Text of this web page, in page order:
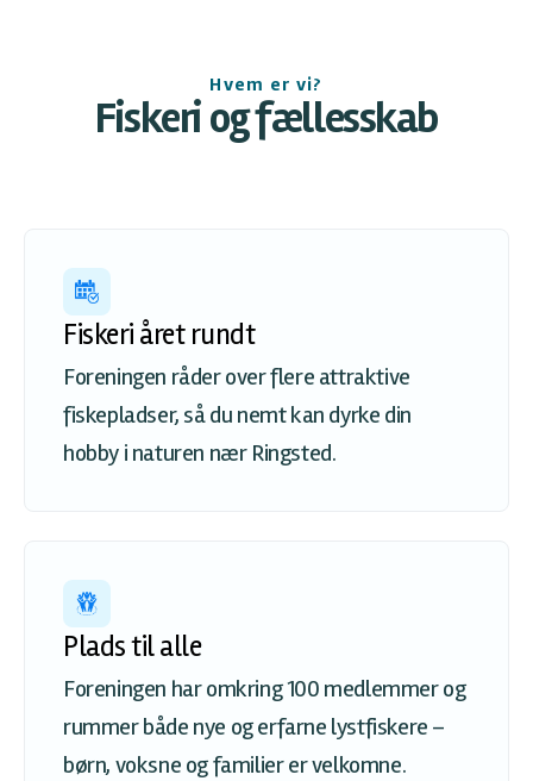
Hvem er vi?
Fiskeri og fællesskab
Fiskeri året rundt
Foreningen råder over flere attraktive
fiskepladser, så du nemt kan dyrke din
hobby i naturen nær Ringsted.
Plads til alle
Foreningen har omkring 100 medlemmer og
rummer både nye og erfarne lystfiskere –
børn, voksne og familier er velkomne.